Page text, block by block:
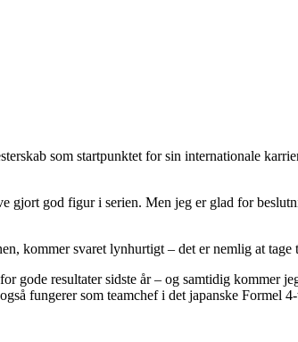
som startpunktet for sin internationale
gjort god figur i serien. Men jeg er glad for
kommer svaret lynhurtigt – det er nemlig at tage
gode resultater sidste år – og samtidig kommer
fungerer som teamchef i det japanske Formel 4-